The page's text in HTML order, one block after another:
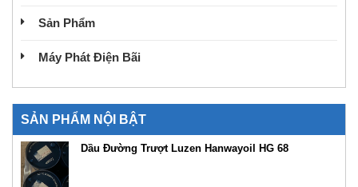
Sản Phẩm
Máy Phát Điện Bãi
SẢN PHẨM NỘI BẬT
Dầu Đường Trượt Luzen Hanwayoil HG 68